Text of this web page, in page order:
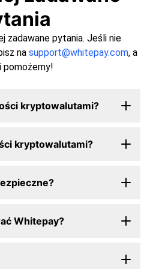
zadawane pytania. Jeśli nie
na support@whitepay.com, a
pomożemy!
kryptowalutami?
kryptowalutami?
Whitepay?